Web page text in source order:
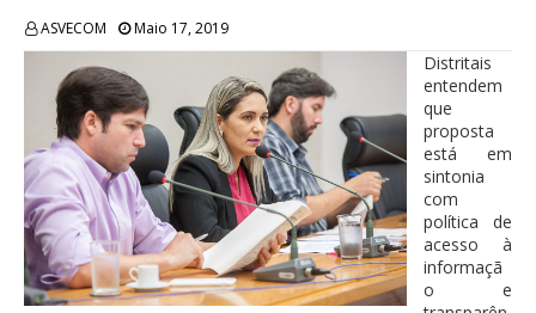
ASVECOM Maio 17, 2019
Distritais
entendem
que
proposta
está em
sintonia
com
política de
acesso à
informaçã
o e